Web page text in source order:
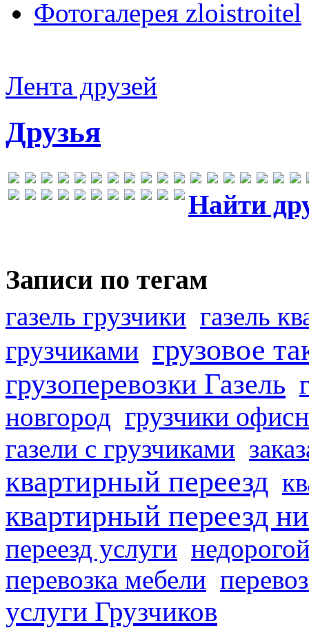
Фотогалерея zloistroitel
Лента друзей
Друзья
Найти
Записи по тегам
газель грузчики газель
грузчиками грузовое
грузоперевозки Газель
новгород грузчики
газели с грузчиками
квартирный переезд
квартирный переезд
переезд услуги
перевозка мебели
услуги Грузчиков